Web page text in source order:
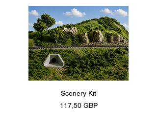
żołnierzom w czerwcu 1917 roku,
został wycofany z frontu pod
koniec 1917 roku, ale Richthofen
latał nim do kwietnia 1918 roku.
Model z nową formą
Drobne szczegóły powierzchni
Szczegółowy kokpit z
joystickiem i siedzeniem
Scenery Kit
Cena
117,50 GBP